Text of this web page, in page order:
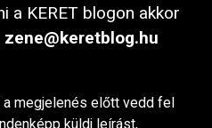
a KERET blogon akkor
zene@keretblog.hu
megjelenés előtt vedd fel
küldj leírást,